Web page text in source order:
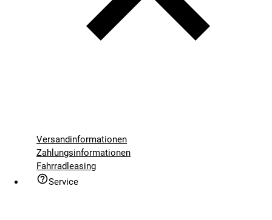
Versandinformationen
Zahlungsinformationen
Fahrradleasing
Service